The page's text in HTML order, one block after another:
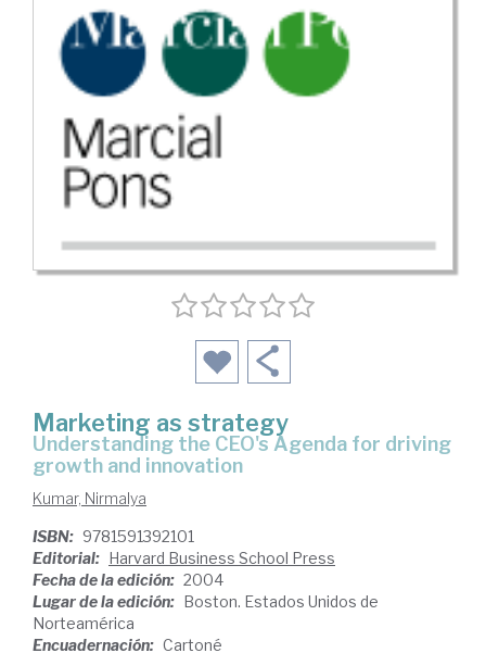
Marketing as strategy
understanding the CEO's Agenda for driving
growth and innovation
Kumar, Nirmalya
ISBN: 9781591392101
Editorial: Harvard Business School Press
Fecha de la edición: 2004
Lugar de la edición: Boston. Estados Unidos de
Norteamérica
Encuadernación: Cartoné